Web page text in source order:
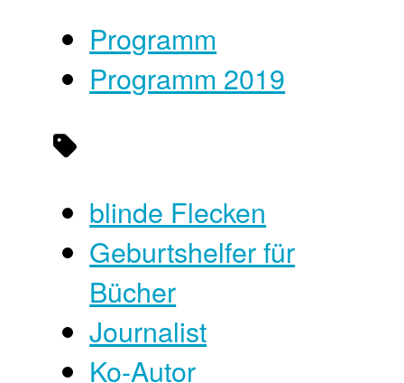
Programm
Programm 2019
blinde Flecken
Geburtshelfer für
Bücher
Journalist
Ko-Autor